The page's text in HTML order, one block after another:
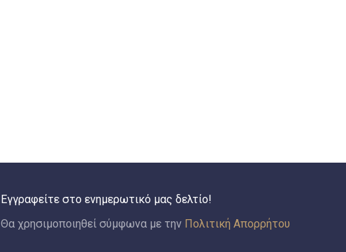
Εγγραφείτε στο ενημερωτικό μας δελτίο!
Θα χρησιμοποιηθεί σύμφωνα με την Πολιτική Απορρήτου